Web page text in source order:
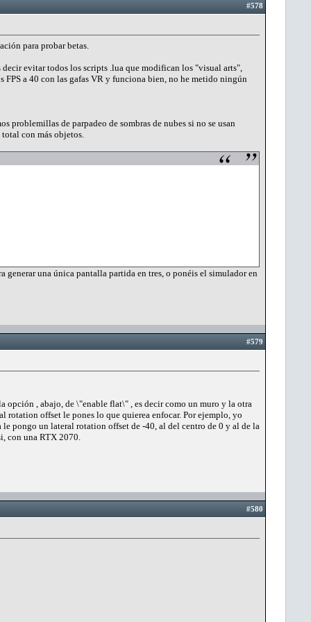
#578
para probar betas.
evitar todos los scripts .lua que modifican los "visual arts",
a 40 con las gafas VR y funciona bien, no he metido ningún
problemillas de parpadeo de sombras de nubes si no se usan
con más objetos.
una única pantalla partida en tres, o ponéis el simulador en
#579
opción , abajo, de \"enable flat\" , es decir como un muro y la otra
rotation offset le pones lo que quierea enfocar. Por ejemplo, yo
pongo un lateral rotation offset de -40, al del centro de 0 y al de la
con una RTX 2070.
#580